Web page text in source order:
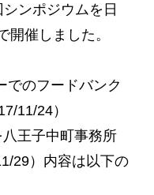
ンポジウムを日
開催しました。
でのフードバンク
11/24）
王子中町事務所
29）内容は以下の